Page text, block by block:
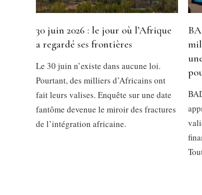
30 juin 2026 : le jour où l’Afrique
a regardé ses frontières
Le 30 juin n’existe dans aucune loi.
Pourtant, des milliers d’Africains ont
fait leurs valises. Enquête sur une date
fantôme devenue le miroir des fractures
de l’intégration africaine.